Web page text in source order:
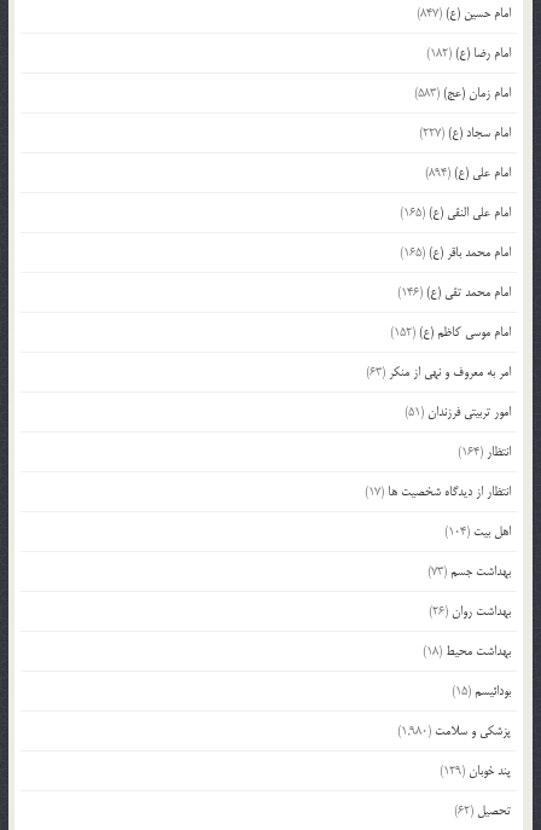
امام حسین (ع)(847)
امام رضا (ع)(182)
امام زمان (عج)(583)
امام سجاد (ع)(227)
امام علی (ع)(894)
امام علی النقی (ع)(165)
امام محمد باقر (ع)(165)
امام محمد تقی (ع)(146)
امام موسی کاظم (ع)(152)
امر به معروف و نهی از منکر (63)
امور تربیتی فرزندان(51)
انتظار (164)
انتظار از دیدگاه شخصیت ها (17)
اهل بیت (104)
بهداشت جسم(73)
بهداشت روان(26)
بهداشت محیط (18)
بودائیسم(15)
پزشکی و سلامت (1,980)
پند خوبان(129)
تحصیل (62)